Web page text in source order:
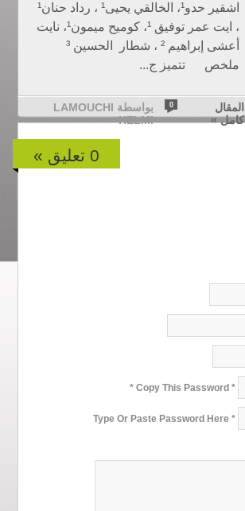
اشقير حدو¹، الخالقي يحيى¹ ، رداد حنان¹
، ايت عمر توفيق ¹، كوميح ميمون¹، نايت
أعشى إبراهيم ² ، شطار الحسين ³
ملخص تتميز ج...
بواسطة LAMOUCHI
HELMI
0
المقال
كامل »
0 تعليق »
* Copy This Password *
* Type Or Paste Password Here